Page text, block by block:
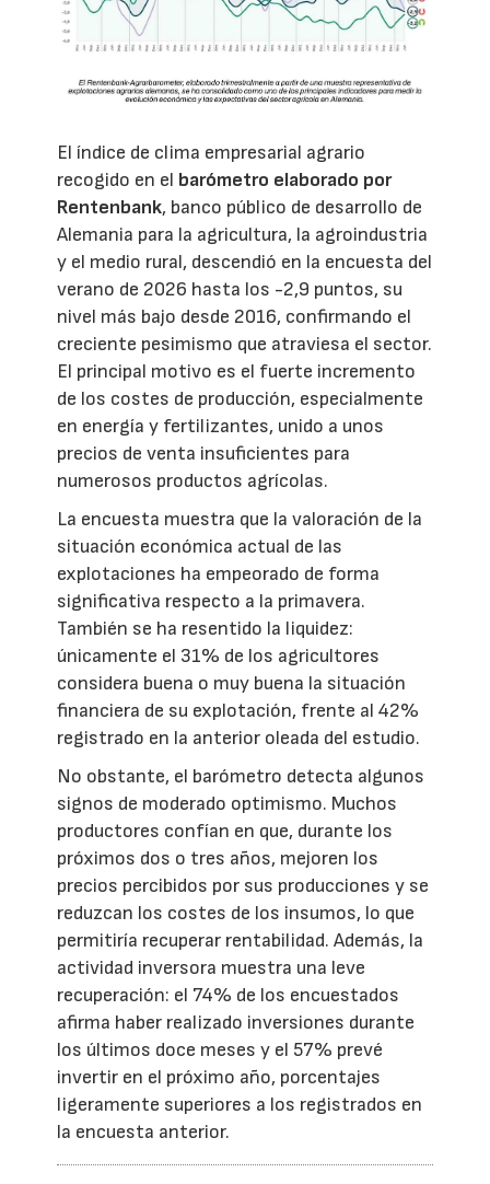
El índice de clima empresarial agrario
recogido en el barómetro elaborado por
Rentenbank, banco público de desarrollo de
Alemania para la agricultura, la agroindustria
y el medio rural, descendió en la encuesta del
verano de 2026 hasta los -2,9 puntos, su
nivel más bajo desde 2016, confirmando el
creciente pesimismo que atraviesa el sector.
El principal motivo es el fuerte incremento
de los costes de producción, especialmente
en energía y fertilizantes, unido a unos
precios de venta insuficientes para
numerosos productos agrícolas.
La encuesta muestra que la valoración de la
situación económica actual de las
explotaciones ha empeorado de forma
significativa respecto a la primavera.
También se ha resentido la liquidez:
únicamente el 31% de los agricultores
considera buena o muy buena la situación
financiera de su explotación, frente al 42%
registrado en la anterior oleada del estudio.
No obstante, el barómetro detecta algunos
signos de moderado optimismo. Muchos
productores confían en que, durante los
próximos dos o tres años, mejoren los
precios percibidos por sus producciones y se
reduzcan los costes de los insumos, lo que
permitiría recuperar rentabilidad. Además, la
actividad inversora muestra una leve
recuperación: el 74% de los encuestados
afirma haber realizado inversiones durante
los últimos doce meses y el 57% prevé
invertir en el próximo año, porcentajes
ligeramente superiores a los registrados en
la encuesta anterior.